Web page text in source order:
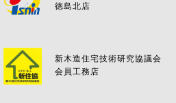
徳島北店
新木造住宅技術研究協議会
会員工務店